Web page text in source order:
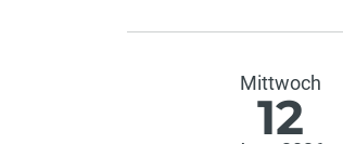
Mittwoch
12